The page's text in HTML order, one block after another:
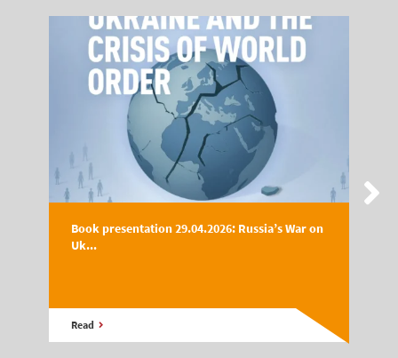
Book presentation 29.04.2026: Russia’s War on
Uk...
Read